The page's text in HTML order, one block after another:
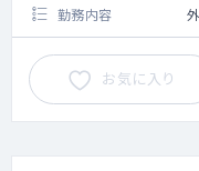
勤務内容
お気に入り